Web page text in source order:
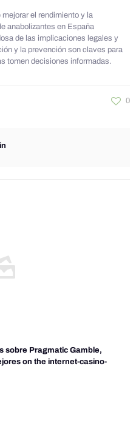
el rendimiento y la
anabolizantes en España
de las implicaciones legales y
y la prevención son claves para
tomen decisiones informadas.
0
sobre Pragmatic Gamble,
on the internet-casino-